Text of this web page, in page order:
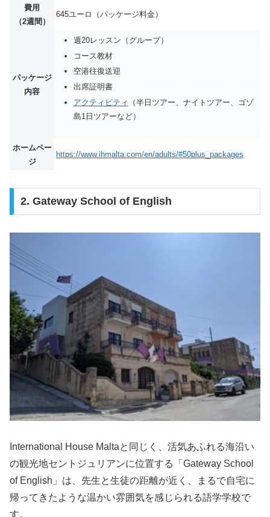
費用
（2週間）
645ユーロ（パッケージ料金）
パッケージ
内容
週20レッスン（グループ）
コース教材
空港往復送迎
出席証明書
アクティビティ
（半日ツアー、ナイトツアー、ゴゾ
島1日ツアーなど）
ホームペー
ジ
https://www.ihmalta.com/en/adults/#50plus_packages
2. Gateway School of English
International House Maltaと同じく、活気あふれる海沿い
の観光地セントジュリアンに位置する「Gateway School
of English」は、先生と生徒の距離が近く、まるで自宅に
帰ってきたような温かい雰囲気を感じられる語学学校で
す。